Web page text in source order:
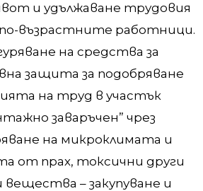
и удължаване трудовия
възрастните работници.
на средства за
защита за подобряване
на труд в участък
заваръчен” чрез
на микроклимата и
от прах, токсични други
вещества – закупуване и